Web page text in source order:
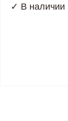
✓ В наличии